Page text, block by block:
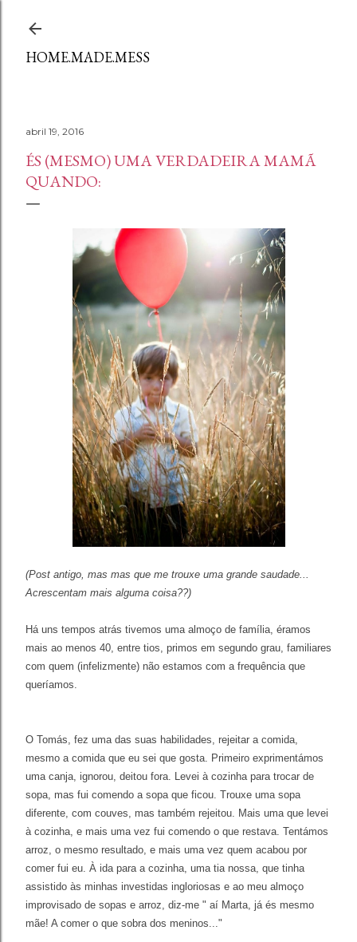
HOME.MADE.MESS
abril 19, 2016
ÉS (MESMO) UMA VERDADEIRA MAMÃ
QUANDO:
(Post antigo, mas mas que me trouxe uma grande saudade...
Acrescentam mais alguma coisa??)
Há uns tempos atrás tivemos uma almoço de família, éramos
mais ao menos 40, entre tios, primos em segundo grau, familiares
com quem (infelizmente) não estamos com a frequência que
queríamos.
O Tomás, fez uma das suas habilidades, rejeitar a comida,
mesmo a comida que eu sei que gosta. Primeiro exprimentámos
uma canja, ignorou, deitou fora. Levei à cozinha para trocar de
sopa, mas fui comendo a sopa que ficou. Trouxe uma sopa
diferente, com couves, mas também rejeitou. Mais uma que levei
à cozinha, e mais uma vez fui comendo o que restava. Tentámos
arroz, o mesmo resultado, e mais uma vez quem acabou por
comer fui eu. À ida para a cozinha, uma tia nossa, que tinha
assistido às minhas investidas ingloriosas e ao meu almoço
improvisado de sopas e arroz, diz-me " aí Marta, já és mesmo
mãe! A comer o que sobra dos meninos..."